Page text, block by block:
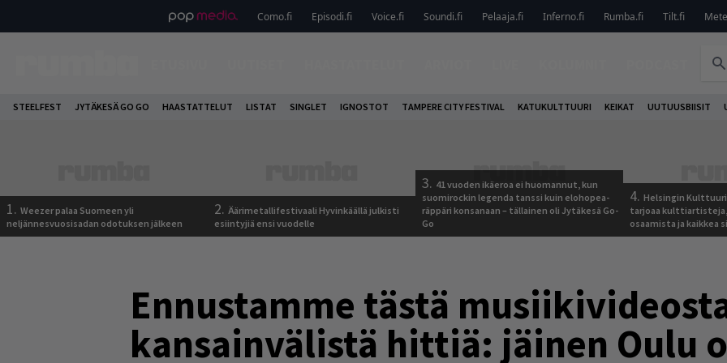
Como.fi Episodi.fi Voice.fi Soundi.fi Pelaaja.fi Inferno.fi Rumba.fi Tilt.fi
STEELFEST JYTÄKESÄ GO GO HAASTATTELUT LISTAT SINGLET IGNOSTOT TAMPERE CITY FESTIVAL KATUKULTTUURI KEIKAT UUTUUSBIISIT
1. Weezer palaa Suomeen yli
neljännesvuosisadan odotuksen jälkeen
2. Äärimetallifestivaali Hyvinkäällä julkisti
esiintyjiä ensi vuodelle
3. 41 vuoden ikäeroa ei huomannut, kun
suomirockin legenda tanssi kuin elohopea-
räppäri konsanaan – tällainen oli Jytäkesä Go-
Go
4. Helsingin
tarjoaa
osaamista ja kaikkea
Ennustamme tästä
kansainvälistä hittiä: jäinen Oulu